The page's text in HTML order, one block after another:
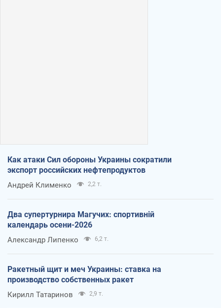
Как атаки Сил обороны Украины сократили
экспорт российских нефтепродуктов
Андрей Клименко 2,2 т.
Два супертурнира Магучих: спортивній
календарь осени-2026
Александр Липенко 6,2 т.
Ракетный щит и меч Украины: ставка на
производство собственных ракет
Кирилл Татаринов 2,9 т.